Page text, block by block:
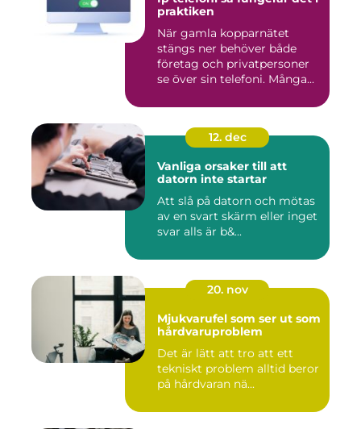
praktiken
När gamla kopparnätet
stängs ner behöver både
företag och privatpersoner
se över sin telefoni. Många...
12. dec
Vanliga orsaker till att
datorn inte startar
Att slå på datorn och mötas
av en svart skärm eller inget
svar alls är b&...
20. nov
Mjukvarufel som ser ut som
hårdvaruproblem
Det är lätt att tro att ett
tekniskt problem alltid beror
på hårdvaran nä...